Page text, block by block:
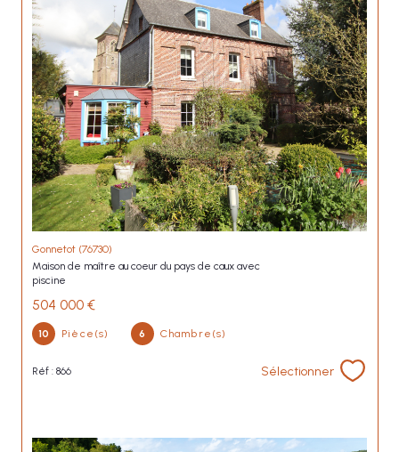
Gonnetot (76730)
maison de maître au coeur du pays de caux avec
piscine
504 000 €
10 Pièce(s) 6 Chambre(s)
Réf : 866 Sélectionner